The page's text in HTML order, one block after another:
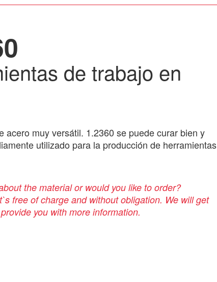
de trabajo en
acero muy versátil. 1.2360 se puede curar bien y
utilizado para la producción de herramientas
the material or would you like to order?
free of charge and without obligation. We will get
you with more information.